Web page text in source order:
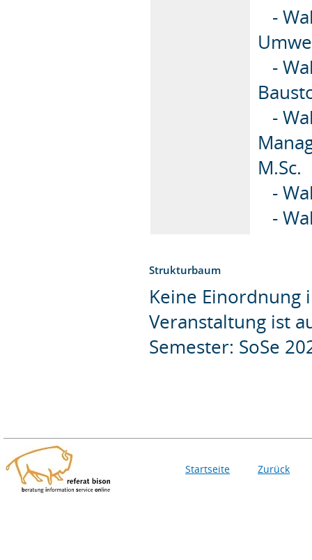
-
-
-
M.Sc.
-
-
Strukturbaum
Keine Einordnung
Veranstaltung ist
Semester: SoSe
Startseite Zurück